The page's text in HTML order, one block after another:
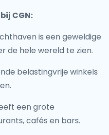
CGN:
is een geweldige
de hele wereld te zien.
belastingvrije winkels
een grote
cafés en bars.